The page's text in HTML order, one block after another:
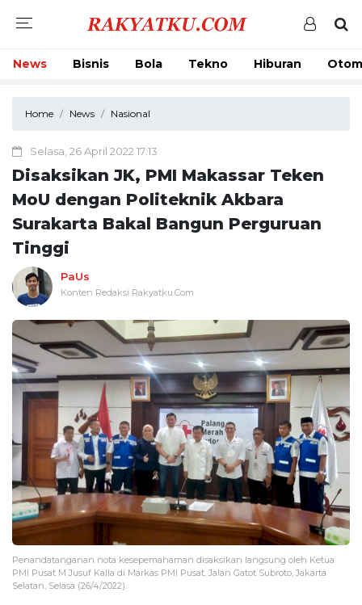
News Bisnis Bola Tekno Hiburan
Home News Nasional
Selasa, 26 April 2022 17:13
Disaksikan JK, PMI Makassar Teken
MoU dengan Politeknik Akbara
Surakarta Bakal Bangun Perguruan
Tinggi
PaUs
Konten Redaksi Rakyatku.Com
Penandatanganan nota kesepemahaman disaksikan langsung oleh Ketua
PMI Pusat M Jusuf Kalla di Markas PMI Pusat, Jalan Gatot Subroto, Jakarta
Selatan, Selasa (26/4/2022).